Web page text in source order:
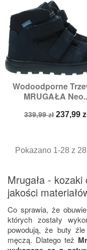
Wodoodporne
MRUGAŁA
Cena
339,99 zł Cena
237,99
Pokazano 1-28 z
Mrugała -
jakości
Co sprawia, że
których zostały
powodują, że buty
męczą. Dlatego też